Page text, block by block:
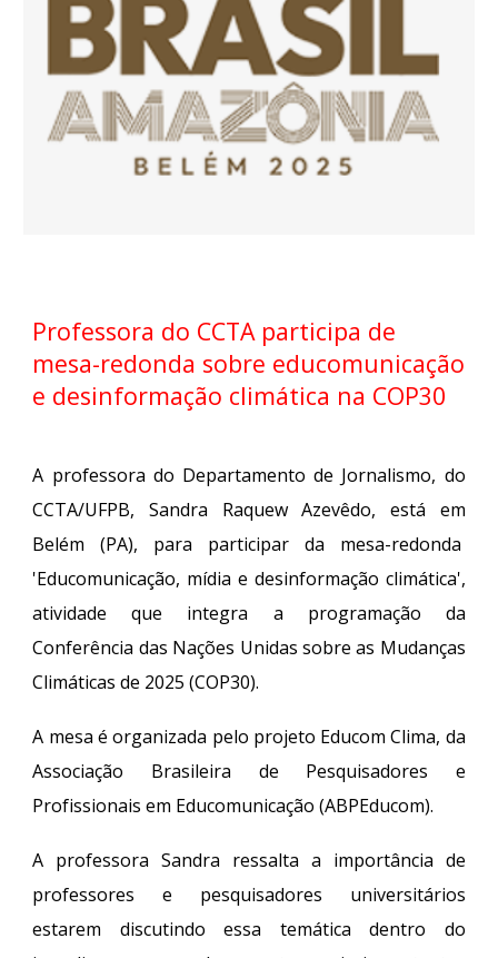
Professora do CCTA participa de
mesa-redonda sobre educomunicação
e desinformação climática na COP30
A professora do Departamento de Jornalismo, do
CCTA/UFPB, Sandra Raquew Azevêdo, está em
Belém (PA), para participar da mesa-redonda
'Educomunicação, mídia e desinformação climática',
atividade que integra a programação da
Conferência das Nações Unidas sobre as Mudanças
Climáticas de 2025 (COP30).
A mesa é organizada pelo projeto Educom Clima, da
Associação Brasileira de Pesquisadores e
Profissionais em Educomunicação (ABPEducom).
A professora Sandra ressalta a importância de
professores e pesquisadores universitários
estarem discutindo essa temática dentro do